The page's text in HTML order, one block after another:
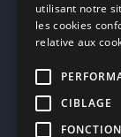
Contacts
11 rue Maurice
94200 Ivry-sur-Seine
utilisant notre
les cookies
relative aux
CIBLAGE